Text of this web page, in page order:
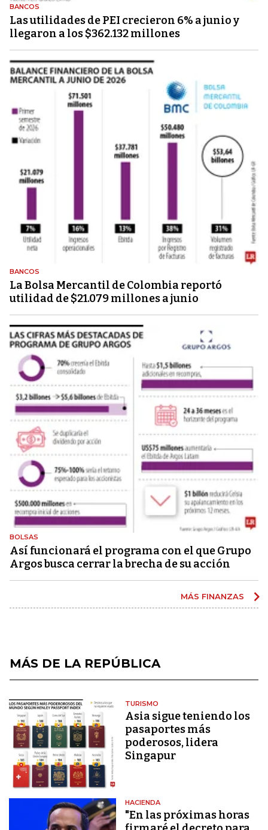
BANCOS
Las utilidades de PEI crecieron 6% a junio y
llegaron a los $362.132 millones
BANCOS
La Bolsa Mercantil de Colombia reportó
utilidad de $21.079 millones a junio
BOLSAS
Así funcionará el programa con el que Grupo
Argos busca cerrar la brecha de su acción
MÁS FINANZAS
MÁS DE LA REPÚBLICA
TURISMO
Asia sigue teniendo los
pasaportes más
poderosos, lidera
Singapur
HACIENDA
"En las próximas horas